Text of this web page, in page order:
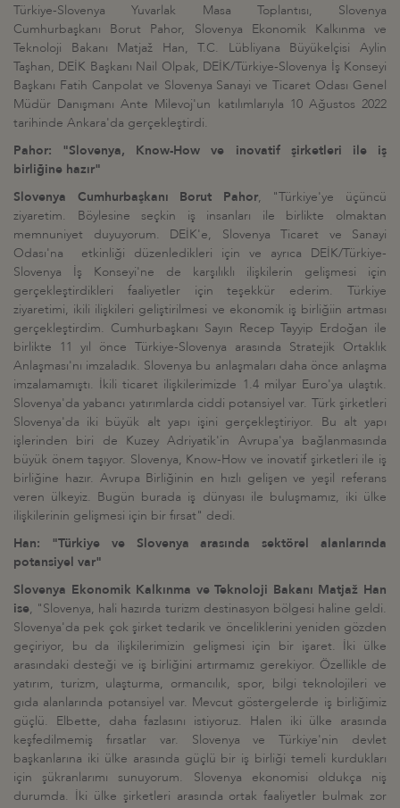
Türkiye-Slovenya Yuvarlak Masa Toplantısı, Slovenya
Cumhurbaşkanı Borut Pahor, Slovenya Ekonomik Kalkınma ve
Teknoloji Bakanı Matjaž Han, T.C. Lübliyana Büyükelçisi Aylin
Taşhan, DEİK Başkanı Nail Olpak, DEİK/Türkiye-Slovenya İş Konseyi
Başkanı Fatih Canpolat ve Slovenya Sanayi ve Ticaret Odası Genel
Müdür Danışmanı Ante Milevoj'un katılımlarıyla 10 Ağustos 2022
tarihinde Ankara'da gerçekleştirdi.
Pahor: "Slovenya, Know-How ve inovatif şirketleri ile iş
birliğine hazır"
Slovenya Cumhurbaşkanı Borut Pahor, "Türkiye'ye üçüncü
ziyaretim. Böylesine seçkin iş insanları ile birlikte olmaktan
memnuniyet duyuyorum. DEİK'e, Slovenya Ticaret ve Sanayi
Odası'na etkinliği düzenledikleri için ve ayrıca DEİK/Türkiye-
Slovenya İş Konseyi'ne de karşılıklı ilişkilerin gelişmesi için
gerçekleştirdikleri faaliyetler için teşekkür ederim. Türkiye
ziyaretimi, ikili ilişkileri geliştirilmesi ve ekonomik iş birliğiin artması
gerçekleştirdim. Cumhurbaşkanı Sayın Recep Tayyip Erdoğan ile
birlikte 11 yıl önce Türkiye-Slovenya arasında Stratejik Ortaklık
Anlaşması'nı imzaladık. Slovenya bu anlaşmaları daha önce anlaşma
imzalamamıştı. İkili ticaret ilişkilerimizde 1.4 milyar Euro'ya ulaştık.
Slovenya'da yabancı yatırımlarda ciddi potansiyel var. Türk şirketleri
Slovenya'da iki büyük alt yapı işini gerçekleştiriyor. Bu alt yapı
işlerinden biri de Kuzey Adriyatik'in Avrupa'ya bağlanmasında
büyük önem taşıyor. Slovenya, Know-How ve inovatif şirketleri ile iş
birliğine hazır. Avrupa Birliğinin en hızlı gelişen ve yeşil referans
veren ülkeyiz. Bugün burada iş dünyası ile buluşmamız, iki ülke
ilişkilerinin gelişmesi için bir fırsat" dedi.
Han: "Türkiye ve Slovenya arasında sektörel alanlarında
potansiyel var"
Slovenya Ekonomik Kalkınma ve Teknoloji Bakanı Matjaž Han
ise, "Slovenya, hali hazırda turizm destinasyon bölgesi haline geldi.
Slovenya'da pek çok şirket tedarik ve önceliklerini yeniden gözden
geçiriyor, bu da ilişkilerimizin gelişmesi için bir işaret. İki ülke
arasındaki desteği ve iş birliğini artırmamız gerekiyor. Özellikle de
yatırım, turizm, ulaşturma, ormancılık, spor, bilgi teknolojileri ve
gıda alanlarında potansiyel var. Mevcut göstergelerde iş birliğimiz
güçlü. Elbette, daha fazlasını istiyoruz. Halen iki ülke arasında
keşfedilmemiş fırsatlar var. Slovenya ve Türkiye'nin devlet
başkanlarına iki ülke arasında güçlü bir iş birliği temeli kurdukları
için şükranlarımı sunuyorum. Slovenya ekonomisi oldukça niş
durumda. İki ülke şirketleri arasında ortak faaliyetler bulmak zor